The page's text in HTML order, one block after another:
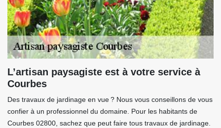
L’artisan paysagiste est à votre service à
Courbes
Des travaux de jardinage en vue ? Nous vous conseillons de vous
confier à un professionnel du domaine. Pour les habitants de
Courbes 02800, sachez que peut faire tous travaux de jardinage.